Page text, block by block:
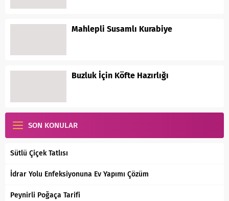
Mahlepli Susamlı Kurabiye
Buzluk İçin Köfte Hazırlığı
SON KONULAR
Sütlü Çiçek Tatlısı
İdrar Yolu Enfeksiyonuna Ev Yapımı Çözüm
Peynirli Poğaça Tarifi